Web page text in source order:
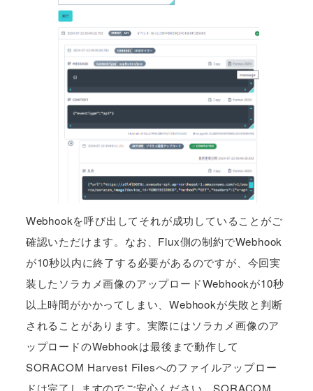
Webhookを呼び出してそれが成功していることがご
確認いただけます。なお、Flux側の制約でWebhook
が10秒以内に終了する必要があるのですが、今回実
装したソラカメ画像のアップロードWebhookが10秒
以上時間がかかってしまい、Webhookが失敗と判断
されることがあります。実際にはソラカメ画像のア
ップロードのWebhookは最後まで動作して
SORACOM Harvest Filesへのファイルアップロー
ドは完了しますのでご安心ください。SORACOM